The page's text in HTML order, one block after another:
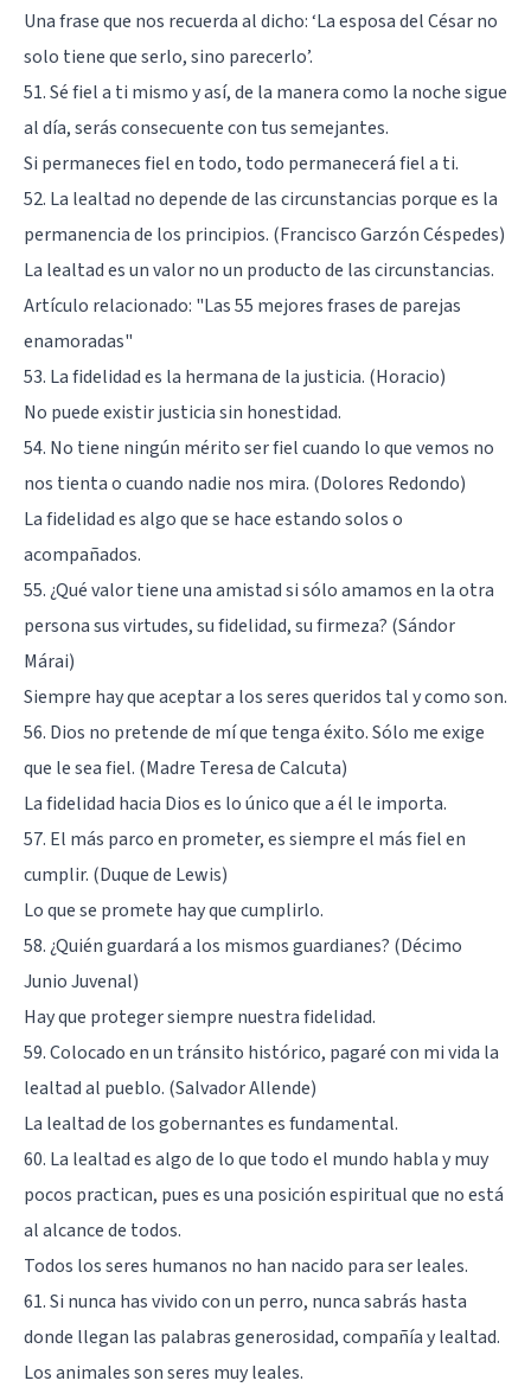
Una frase que nos recuerda al dicho: ‘La esposa del César no
solo tiene que serlo, sino parecerlo’.
51. Sé fiel a ti mismo y así, de la manera como la noche sigue
al día, serás consecuente con tus semejantes.
Si permaneces fiel en todo, todo permanecerá fiel a ti.
52. La lealtad no depende de las circunstancias porque es la
permanencia de los principios. (Francisco Garzón Céspedes)
La lealtad es un valor no un producto de las circunstancias.
Artículo relacionado: "Las 55 mejores frases de parejas
enamoradas"
53. La fidelidad es la hermana de la justicia. (Horacio)
No puede existir justicia sin honestidad.
54. No tiene ningún mérito ser fiel cuando lo que vemos no
nos tienta o cuando nadie nos mira. (Dolores Redondo)
La fidelidad es algo que se hace estando solos o
acompañados.
55. ¿Qué valor tiene una amistad si sólo amamos en la otra
persona sus virtudes, su fidelidad, su firmeza? (Sándor
Márai)
Siempre hay que aceptar a los seres queridos tal y como son.
56. Dios no pretende de mí que tenga éxito. Sólo me exige
que le sea fiel. (Madre Teresa de Calcuta)
La fidelidad hacia Dios es lo único que a él le importa.
57. El más parco en prometer, es siempre el más fiel en
cumplir. (Duque de Lewis)
Lo que se promete hay que cumplirlo.
58. ¿Quién guardará a los mismos guardianes? (Décimo
Junio Juvenal)
Hay que proteger siempre nuestra fidelidad.
59. Colocado en un tránsito histórico, pagaré con mi vida la
lealtad al pueblo. (Salvador Allende)
La lealtad de los gobernantes es fundamental.
60. La lealtad es algo de lo que todo el mundo habla y muy
pocos practican, pues es una posición espiritual que no está
al alcance de todos.
Todos los seres humanos no han nacido para ser leales.
61. Si nunca has vivido con un perro, nunca sabrás hasta
donde llegan las palabras generosidad, compañía y lealtad.
Los animales son seres muy leales.